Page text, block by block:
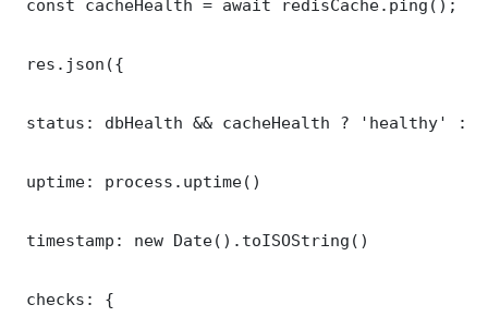
const cacheHealth = await redisCache.ping();
res.json({
status: dbHealth && cacheHealth ? 'healthy' :
uptime: process.uptime()
timestamp: new Date().toISOString()
checks: {